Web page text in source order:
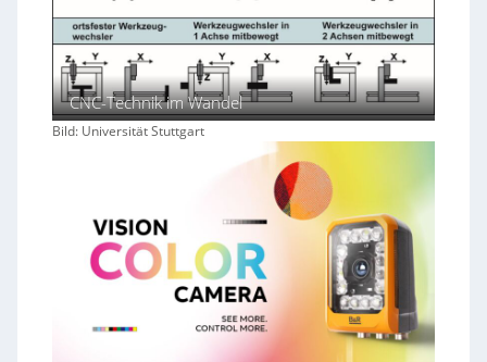
CNC-Technik im Wandel
Bild: Universität Stuttgart